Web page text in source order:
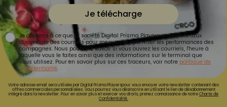
Je télécharge
Je consens à ce que la société Digital Prisma Players analyse le taux
d'ouverture des courriels pour mesurer et optimiser les performances des
campagnes. Nous pourrons savoir si vous ouvrez les courriels, l'heure à
laquelle vous le faites ainsi que des informations sur le terminal que
vous utilisez. Pour en savoir plus sur ces traceurs, voir notre politique de
confidentialité.
Votre adresse email sera utilisée par Digital Prisma Playerspour vous envoyer votre newsletter contenant des
offres commerciales personnalisées. Vous pourrez vous désinscrire en utilisant le lien de désabonnement
intégré dans la newsletter. Pour en savoir plus et exercer vos droits, prenez connaissance de notreCharte de
Confidentialité.